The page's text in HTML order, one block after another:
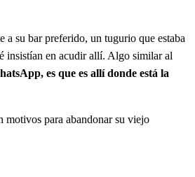
a su bar preferido, un tugurio que estaba
insistían en acudir allí. Algo similar al
es que es allí donde está la
motivos para abandonar su viejo